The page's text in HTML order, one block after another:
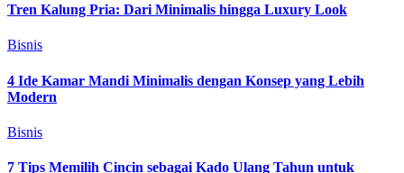
Tren Kalung Pria: Dari Minimalis hingga Luxury Look
Bisnis
4 Ide Kamar Mandi Minimalis dengan Konsep yang Lebih
Modern
Bisnis
7 Tips Memilih Cincin sebagai Kado Ulang Tahun untuk